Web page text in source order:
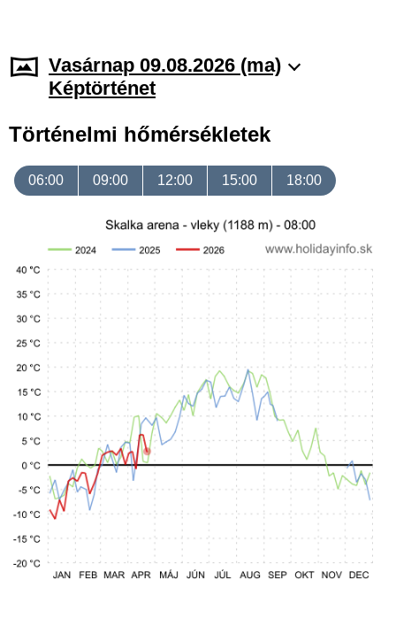
Vasárnap 09.08.2026 (ma)
Képtörténet
Történelmi hőmérsékletek
06:00 09:00 12:00 15:00 18:00